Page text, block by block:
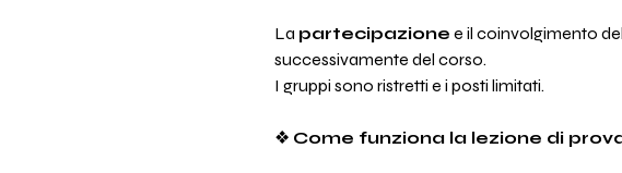
La partecipazione e il coinvolgimento
successivamente del corso.
I gruppi sono ristretti e i posti limitati.
❖ Come funziona la lezione di